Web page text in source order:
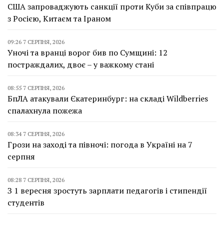
США запроваджують санкції проти Куби за співпрацю
з Росією, Китаєм та Іраном
09:26 7 СЕРПНЯ, 2026
Уночі та вранці ворог бив по Сумщині: 12
постраждалих, двоє – у важкому стані
08:55 7 СЕРПНЯ, 2026
БпЛА атакували Єкатеринбург: на складі Wildberries
спалахнула пожежа
08:34 7 СЕРПНЯ, 2026
Грози на заході та півночі: погода в Україні на 7
серпня
08:28 7 СЕРПНЯ, 2026
З 1 вересня зростуть зарплати педагогів і стипендії
студентів